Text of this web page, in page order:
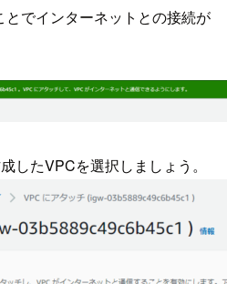
でインターネットとの接続が
したVPCを選択しましょう。